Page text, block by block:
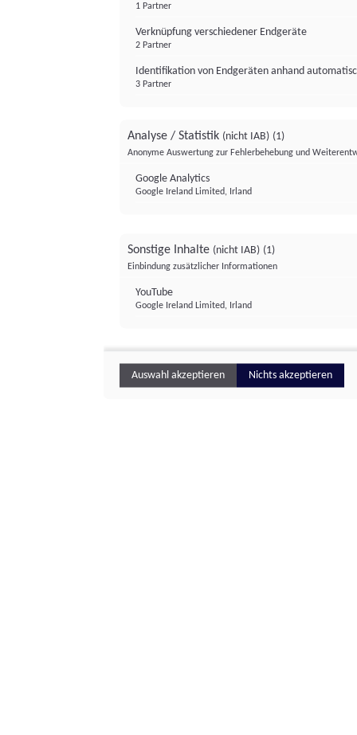
1 Partner
Verknüpfung verschiedener Endgeräte
2 Partner
Identifikation von Endgeräten anhand
3 Partner
Analyse / Statistik (nicht IAB) (1)
Anonyme Auswertung zur Fehlerbehebung und
Google Analytics
Google Ireland Limited, Irland
Sonstige Inhalte (nicht IAB) (1)
Einbindung zusätzlicher Informationen
YouTube
Google Ireland Limited, Irland
Auswahl akzeptieren Nichts akzeptieren